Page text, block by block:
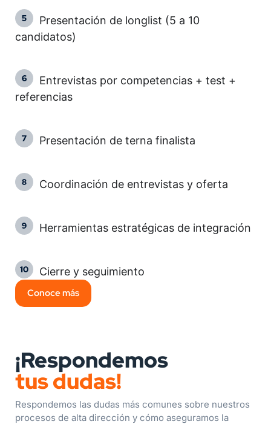
Presentación de longlist (5 a 10
candidatos)
Entrevistas por competencias + test +
referencias
Presentación de terna finalista
Coordinación de entrevistas y oferta
Herramientas estratégicas de integración
Cierre y seguimiento
Conoce más
¡Respondemos
tus dudas!
Respondemos las dudas más comunes sobre nuestros
procesos de alta dirección y cómo aseguramos la